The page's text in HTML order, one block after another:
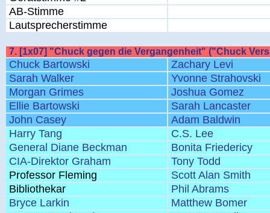
AB-Stimme
Lautsprecherstimme
7. [1x07] "Chuck gegen die Vergangenheit" ("Chuck
Chuck Bartowski
Zachary Levi
Sarah Walker
Yvonne Strahovski
Morgan Grimes
Joshua Gomez
Ellie Bartowski
Sarah Lancaster
John Casey
Adam Baldwin
Harry Tang
C.S. Lee
General Diane Beckman
Bonita Friedericy
CIA-Direktor Graham
Tony Todd
Professor Fleming
Scott Alan Smith
Bibliothekar
Phil Abrams
Bryce Larkin
Matthew Bomer